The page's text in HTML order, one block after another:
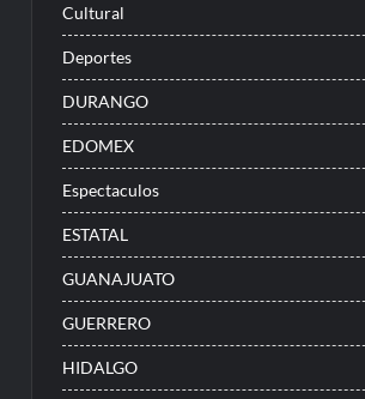
Cultural
Deportes
DURANGO
EDOMEX
Espectaculos
ESTATAL
GUANAJUATO
GUERRERO
HIDALGO